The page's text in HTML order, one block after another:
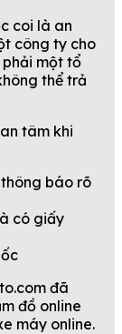
coi là an
công ty cho
một tổ
thể trả
tâm khi
báo rõ
có giấy
đã
đồ online
máy online.